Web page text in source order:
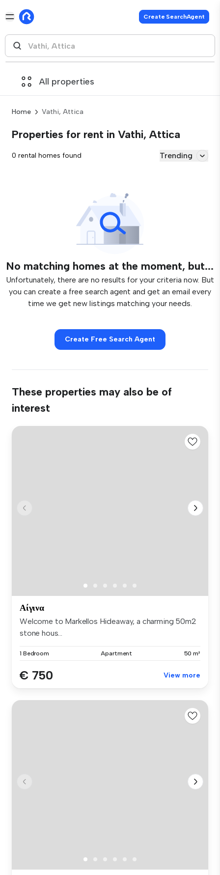
Create SearchAgent
All properties
Home Vathi, Attica
Properties for rent in Vathi, Attica
0 rental homes found Trending
No matching homes at the moment, but...
Unfortunately, there are no results for your criteria now. But
you can create a free search agent and get an email every
time we get new listings matching your needs.
Create Free Search Agent
These properties may also be of
interest
Αίγινα
Welcome to Markellos Hideaway, a charming 50m2
stone hous...
1 Bedroom Apartment 50 m²
€ 750 View more